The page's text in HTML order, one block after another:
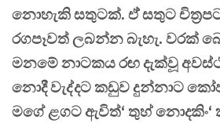
නොහැකි සතුටක්. ඒ් සතුට
රගපෑවත් ලබන්න බැහැ. වරක්
මනමේ නාටකය රඟ දැක්වූ
නොදී වැද්දට කඩුව දුන්නාට
මගේ ළගට ඇවිත්‘ තුහ්